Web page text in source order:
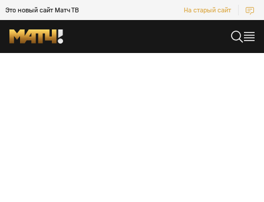
Это новый сайт Матч ТВ На старый сайт